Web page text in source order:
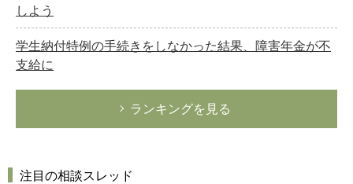
しよう
学生納付特例の手続きをしなかった結果、障害年金が不
支給に
ランキングを見る
注目の相談スレッド